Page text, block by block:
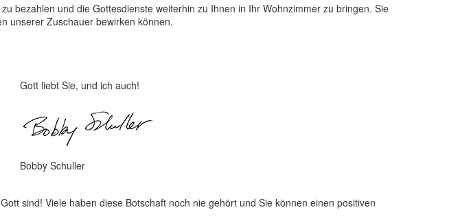
bezahlen und die Gottesdienste weiterhin zu Ihnen in Ihr Wohnzimmer zu bringen. Sie
unserer Zuschauer bewirken können.
Gott liebt Sie, und ich auch!
Bobby Schuller
sind! Viele haben diese Botschaft noch nie gehört und Sie können einen positiven